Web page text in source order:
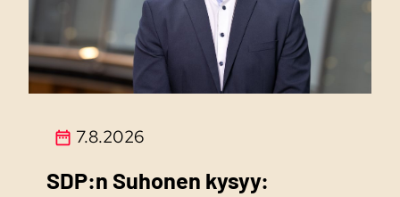
7.8.2026
SDP:n Suhonen kysyy: